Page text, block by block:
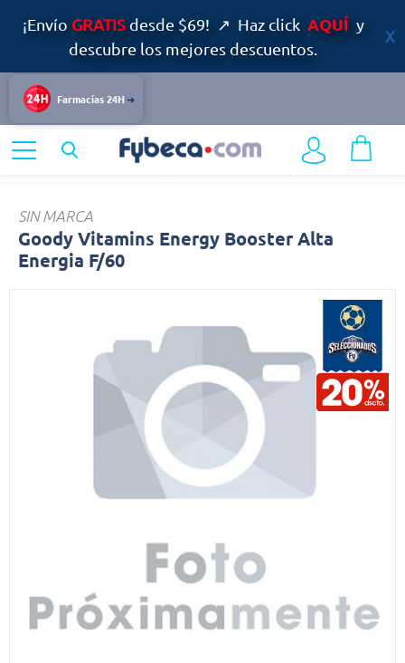
¡Envío GRATISdesde $69! ↗ Haz click AQUÍ y
descubre los mejores descuentos.
Farmacias 24H
Belleza y Antioxidantes
SIN MARCA
Goody Vitamins Energy Booster Alta
Energia F/60